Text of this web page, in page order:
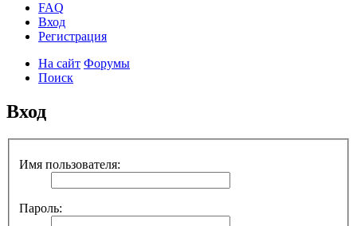
FAQ
Вход
Регистрация
На сайт Форумы
Поиск
Вход
Имя пользователя:
Пароль: